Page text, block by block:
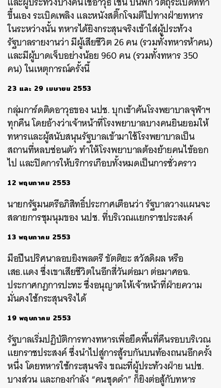
ขึ้นเอง ระเบิดเพลิง และหนังสติ๊กโจมตีไปทางฝ่ายทหาร
ในระหว่างนั้น ทหารได้ยิงกระสุนจริงเข้าใส่ผู้ประท้วง
รัฐบาลรายงานว่า มีผู้เสียชีวิต 26 คน (รวมทั้งทหารห้าคน)
และมีผู้บาดเจ็บอย่างน้อย 960 คน (รวมทั้งทหาร 350
คน) ในเหตุการณ์ครั้งนี้
23 และ 29 เมษายน 2553
กลุ่มการ์ดติดอาวุธของ นปช. บุกเข้าค้นโรงพยาบาลจุฬาฯ
ทุกคืน โดยอ้างว่าเจ้าหน้าที่โรงพยาบาลบางคนยินยอมให้
ทหารและผู้สนับสนุนรัฐบาลเข้ามาใช้โรงพยาบาลเป็น
สถานที่หลบซ่อนตัว ทำให้โรงพยาบาลต้องย้ายคนไข้ออก
ไป และปิดการให้บริการเกือบทั้งหมดเป็นการชั่วคราว
12 พฤษภาคม 2553
นายกรัฐมนตรีอภิสิทธิ์ประกาศเตือนว่า รัฐบาลวางแผนจะ
สลายการชุมนุมของ นปช. ที่บริเวณแยกราชประสงค์
13 พฤษภาคม 2553
มือปืนปริศนาลอบยิงพลตรี ขัตติยะ สวัสดิผล หรือ
เสธ.แดง ซึ่งเขาเสียชีวิตในอีกสี่วันต่อมา ต่อมาศอฉ.
ประกาศกฎการปะทะ ซึ่งอนุญาตให้เจ้าหน้าที่ฝ่ายความ
มั่นคงใช้กระสุนจริงได้
19 พฤษภาคม 2553
รัฐบาลเริ่มปฏิบัติการทางทหารเพื่อยึดพื้นที่คืนรอบบริเวณ
แยกราชประสงค์ ซึ่งนำไปสู่การสู้รบกันบนท้องถนนอีกครั้ง
หนึ่ง โดยทหารใช้กระสุนจริง ขณะที่ผู้ประท้วงฝ่าย นปช.
บางส่วน และกองกำลัง “คนชุดดำ” ก็ยิงต่อสู้กับทหาร
ค้นหา
SHARE